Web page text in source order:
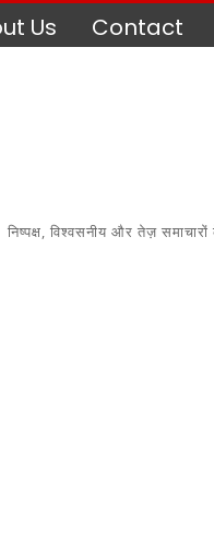
Us Contact
निष्पक्ष, विश्वसनीय और तेज़